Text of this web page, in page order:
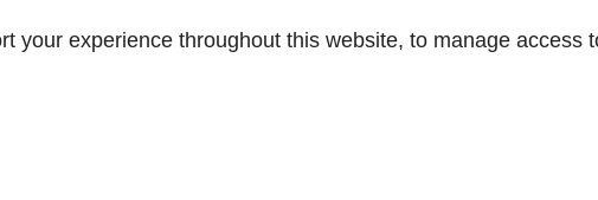
your experience throughout this website, to manage